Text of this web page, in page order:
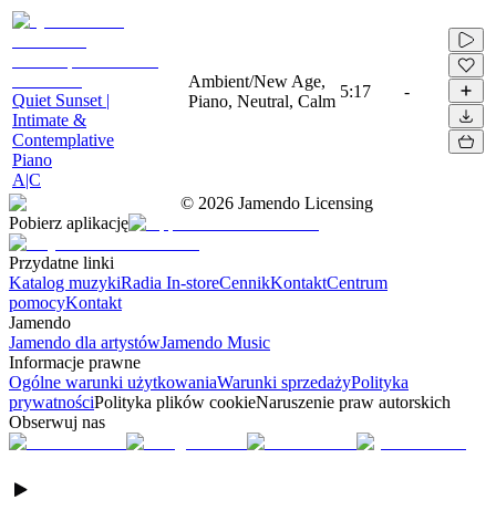
Quiet Sunset |
Intimate &
Contemplative
Piano
A|C
Ambient/New Age,
Piano, Neutral, Calm
5:17 -
© 2026 Jamendo Licensing
Pobierz aplikację
Przydatne linki
Katalog muzykiRadia In-storeCennikKontaktCentrum
pomocyKontakt
Jamendo
Jamendo dla artystówJamendo Music
Informacje prawne
Ogólne warunki użytkowaniaWarunki sprzedażyPolityka
prywatnościPolityka plików cookieNaruszenie praw autorskich
Obserwuj nas